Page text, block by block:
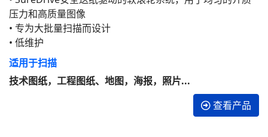
压力和高质量图像
• 专为大批量扫描而设计
• 低维护
适用于扫描
技术图纸，工程图纸、地图，海报，照片...
查看产品